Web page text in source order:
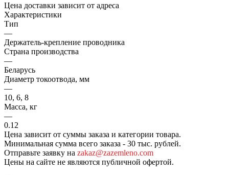
Цена доставки зависит от адреса
Характеристики
Тип
—
Держатель-крепление проводника
Страна производства
—
Беларусь
Диаметр токоотвода, мм
—
10, 6, 8
Масса, кг
—
0.12
Цена зависит от суммы заказа и категории товара.
Минимальная сумма всего заказа - 30 тыс. рублей.
Отправьте заявку на zakaz@zazemleno.com
Цены на сайте не являются публичной офертой.